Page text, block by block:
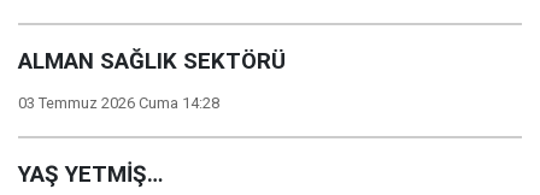
ALMAN SAĞLIK SEKTÖRÜ
03 Temmuz 2026 Cuma 14:28
YAŞ YETMİŞ…